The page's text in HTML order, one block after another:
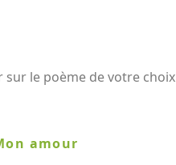
le poème de votre choix
amour